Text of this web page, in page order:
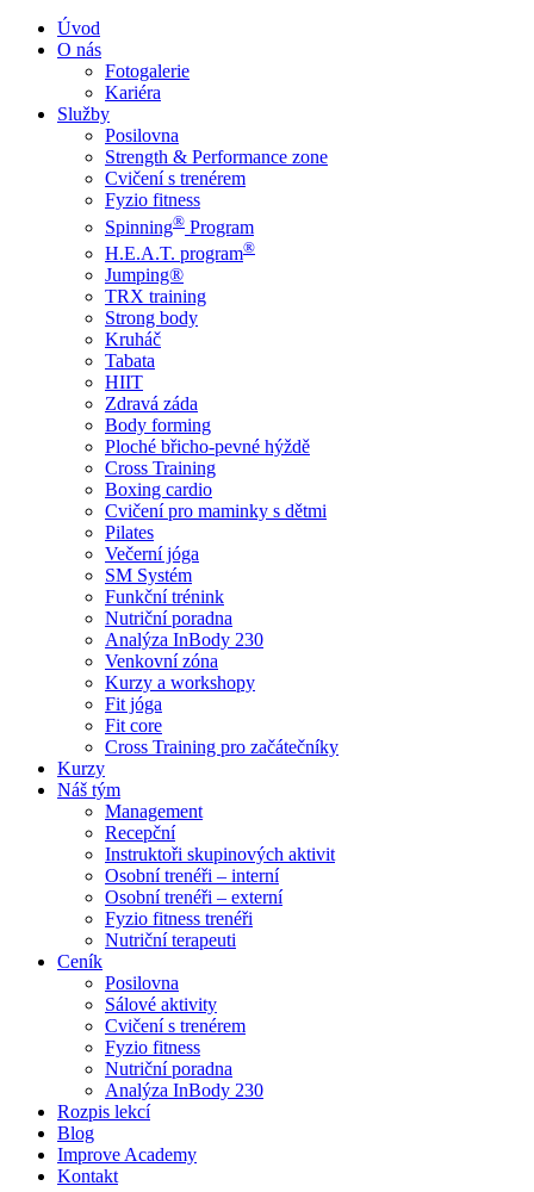
Úvod
O nás
Fotogalerie
Kariéra
Služby
Posilovna
Strength & Performance zone
Cvičení s trenérem
Fyzio fitness
Spinning® Program
H.E.A.T. program®
Jumping®
TRX training
Strong body
Kruháč
Tabata
HIIT
Zdravá záda
Body forming
Ploché břicho-pevné hýždě
Cross Training
Boxing cardio
Cvičení pro maminky s dětmi
Pilates
Večerní jóga
SM Systém
Funkční trénink
Nutriční poradna
Analýza InBody 230
Venkovní zóna
Kurzy a workshopy
Fit jóga
Fit core
Cross Training pro začátečníky
Kurzy
Náš tým
Management
Recepční
Instruktoři skupinových aktivit
Osobní trenéři – interní
Osobní trenéři – externí
Fyzio fitness trenéři
Nutriční terapeuti
Ceník
Posilovna
Sálové aktivity
Cvičení s trenérem
Fyzio fitness
Nutriční poradna
Analýza InBody 230
Rozpis lekcí
Blog
Improve Academy
Kontakt